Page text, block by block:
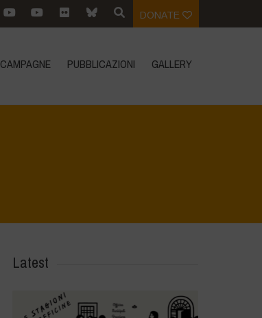
DONATE
CAMPAGNE PUBBLICAZIONI GALLERY
Latest